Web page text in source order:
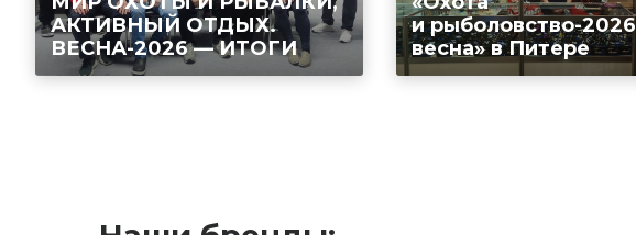
АКТИВНЫЙ ОТДЫХ.
ВЕСНА-2026 — ИТОГИ
и рыболовство-2026
весна» в Питере